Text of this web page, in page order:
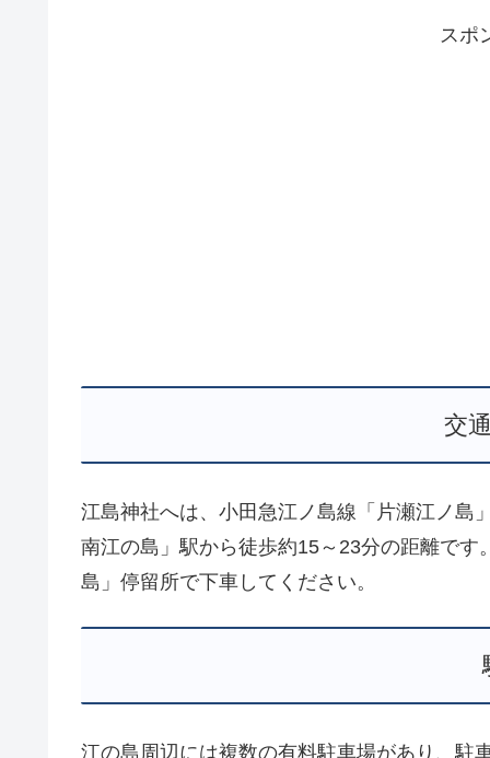
スポ
交
江島神社へは、小田急江ノ島線「片瀬江ノ島
南江の島」駅から徒歩約15～23分の距離で
島」停留所で下車してください。
江の島周辺には複数の有料駐車場があり、駐